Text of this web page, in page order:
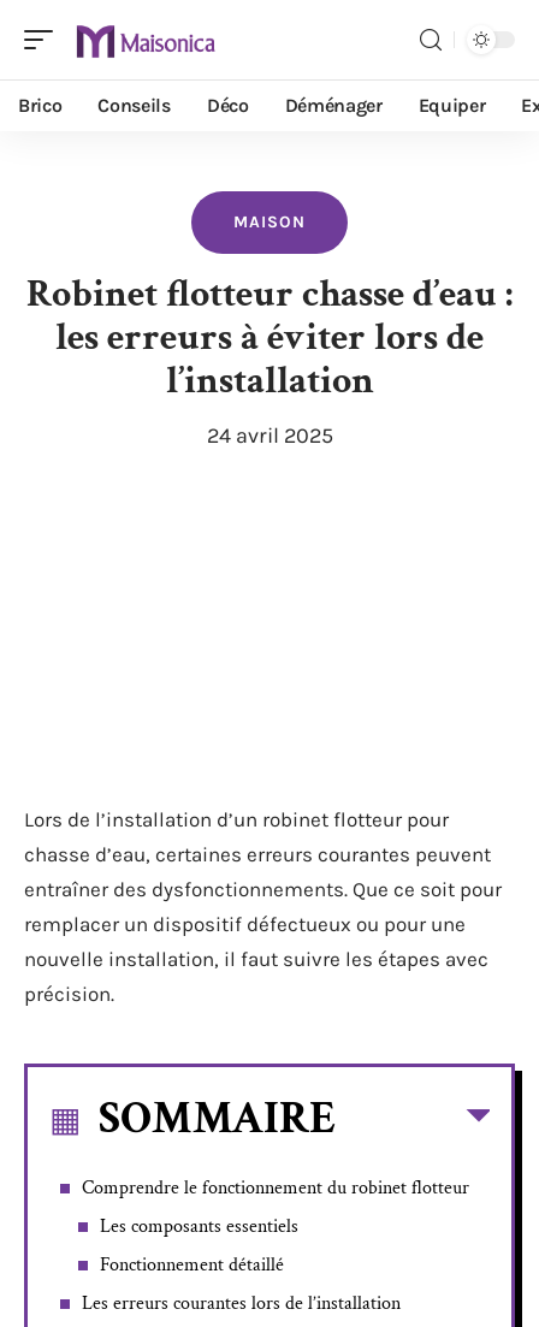
Brico Conseils Déco Déménager Equiper
MAISON
Robinet flotteur chasse d’eau :
les erreurs à éviter lors de
l’installation
24 avril 2025
Lors de l’installation d’un robinet flotteur pour
chasse d’eau, certaines erreurs courantes peuvent
entraîner des dysfonctionnements. Que ce soit pour
remplacer un dispositif défectueux ou pour une
nouvelle installation, il faut suivre les étapes avec
précision.
SOMMAIRE
Comprendre le fonctionnement du robinet flotteur
Les composants essentiels
Fonctionnement détaillé
Les erreurs courantes lors de l’installation